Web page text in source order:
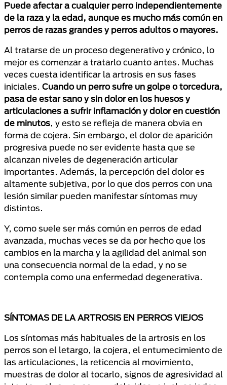
Puede afectar a cualquier perro independientemente
de la raza y la edad, aunque es mucho más común en
perros de razas grandes y perros adultos o mayores.
Al tratarse de un proceso degenerativo y crónico, lo
mejor es comenzar a tratarlo cuanto antes. Muchas
veces cuesta identificar la artrosis en sus fases
iniciales. Cuando un perro sufre un golpe o torcedura,
pasa de estar sano y sin dolor en los huesos y
articulaciones a sufrir inflamación y dolor en cuestión
de minutos, y esto se refleja de manera obvia en
forma de cojera. Sin embargo, el dolor de aparición
progresiva puede no ser evidente hasta que se
alcanzan niveles de degeneración articular
importantes. Además, la percepción del dolor es
altamente subjetiva, por lo que dos perros con una
lesión similar pueden manifestar síntomas muy
distintos.
Y, como suele ser más común en perros de edad
avanzada, muchas veces se da por hecho que los
cambios en la marcha y la agilidad del animal son
una consecuencia normal de la edad, y no se
contempla como una enfermedad degenerativa.
SÍNTOMAS DE LA ARTROSIS EN PERROS VIEJOS
Los síntomas más habituales de la artrosis en los
perros son el letargo, la cojera, el entumecimiento de
las articulaciones, la reticencia al movimiento,
muestras de dolor al tocarlo, signos de agresividad al